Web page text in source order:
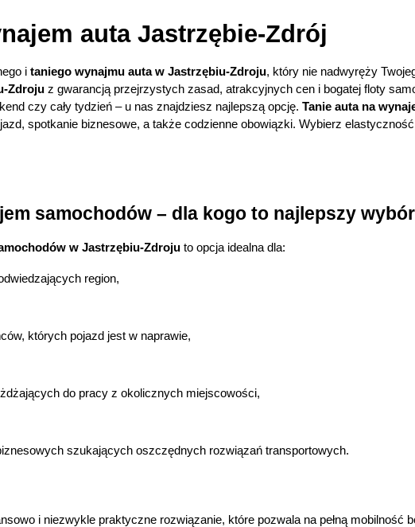
auta Jastrzębie-Zdrój
i taniego wynajmu auta w Jastrzębiu-Zdroju, który nie nadwyręży
Zdroju z gwarancją przejrzystych zasad, atrakcyjnych cen i bogatej floty
czy cały tydzień – u nas znajdziesz najlepszą opcję. Tanie auta na
spotkanie biznesowe, a także codzienne obowiązki. Wybierz
samochodów – dla kogo to najlepszy
w Jastrzębiu-Zdroju to opcja idealna dla:
region,
których pojazd jest w naprawie,
do pracy z okolicznych miejscowości,
szukających oszczędnych rozwiązań transportowych.
i niezwykle praktyczne rozwiązanie, które pozwala na pełną mobilność